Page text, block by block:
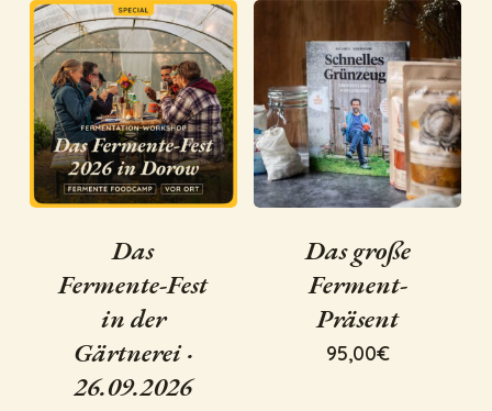
Das
Fermente-Fest
in der
Gärtnerei ·
26.09.2026
Das große
Ferment-
Präsent
95,00€